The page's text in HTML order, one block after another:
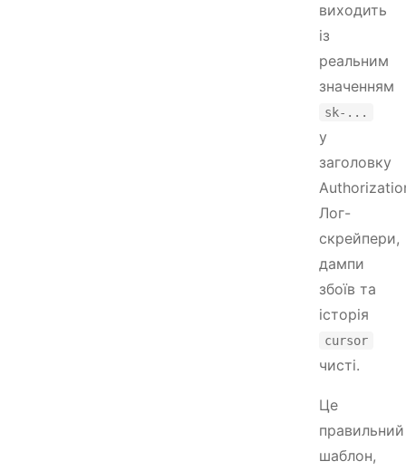
виходить
із
реальним
значенням
sk-...
у
заголовку
Лог-
скрейпери,
дампи
збоїв та
історія
cursor
чисті.
Це
правильний
шаблон,